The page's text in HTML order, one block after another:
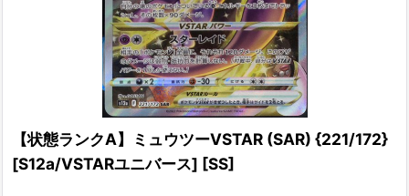
【状態ランクA】ミュウツーVSTAR (SAR) {221/172}
[S12a/VSTARユニバース] [SS]